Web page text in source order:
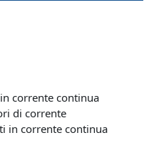
corrente continua
di corrente
in corrente continua